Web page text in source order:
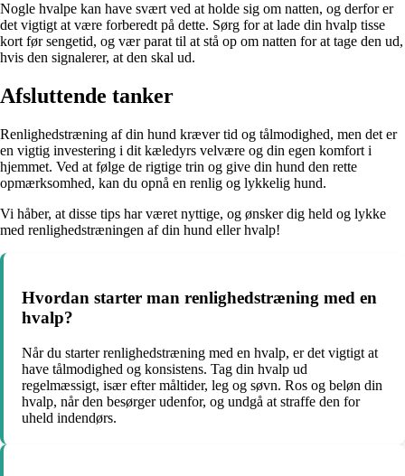
Nogle hvalpe kan have svært ved at holde sig om natten, og derfor er
det vigtigt at være forberedt på dette. Sørg for at lade din hvalp tisse
kort før sengetid, og vær parat til at stå op om natten for at tage den ud,
hvis den signalerer, at den skal ud.
Afsluttende tanker
Renlighedstræning af din hund kræver tid og tålmodighed, men det er
en vigtig investering i dit kæledyrs velvære og din egen komfort i
hjemmet. Ved at følge de rigtige trin og give din hund den rette
opmærksomhed, kan du opnå en renlig og lykkelig hund.
Vi håber, at disse tips har været nyttige, og ønsker dig held og lykke
med renlighedstræningen af din hund eller hvalp!
Hvordan starter man renlighedstræning med en
hvalp?
Når du starter renlighedstræning med en hvalp, er det vigtigt at
have tålmodighed og konsistens. Tag din hvalp ud
regelmæssigt, især efter måltider, leg og søvn. Ros og beløn din
hvalp, når den besørger udenfor, og undgå at straffe den for
uheld indendørs.